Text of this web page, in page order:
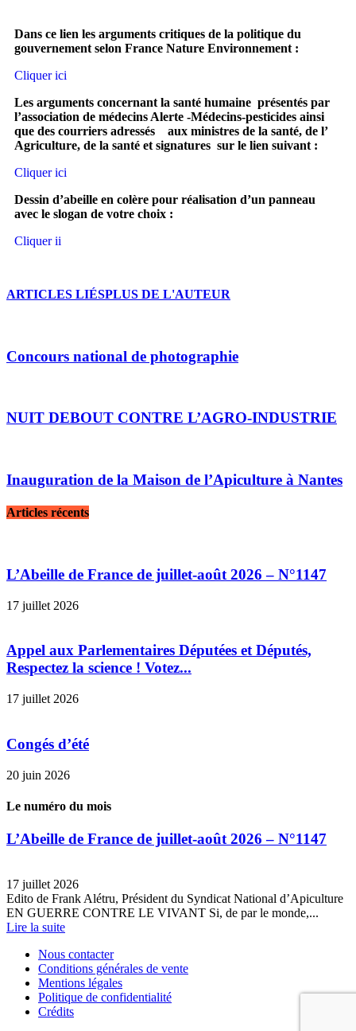
Dans ce lien les arguments critiques de la politique du
gouvernement selon France Nature Environnement :
Cliquer ici
Les arguments concernant la santé humaine présentés par
l’association de médecins Alerte -Médecins-pesticides ainsi
que des courriers adressés aux ministres de la santé, de l’
Agriculture, de la santé et signatures sur le lien suivant :
Cliquer ici
Dessin d’abeille en colère pour réalisation d’un panneau
avec le slogan de votre choix :
Cliquer ii
ARTICLES LIÉSPLUS DE L'AUTEUR
Concours national de photographie
NUIT DEBOUT CONTRE L’AGRO-INDUSTRIE
Inauguration de la Maison de l’Apiculture à Nantes
Articles récents
L’Abeille de France de juillet-août 2026 – N°1147
17 juillet 2026
Appel aux Parlementaires Députées et Députés,
Respectez la science ! Votez...
17 juillet 2026
Congés d’été
20 juin 2026
Le numéro du mois
L’Abeille de France de juillet-août 2026 – N°1147
17 juillet 2026
Edito de Frank Alétru, Président du Syndicat National d’Apiculture
EN GUERRE CONTRE LE VIVANT Si, de par le monde,...
Lire la suite
Nous contacter
Conditions générales de vente
Mentions légales
Politique de confidentialité
Crédits